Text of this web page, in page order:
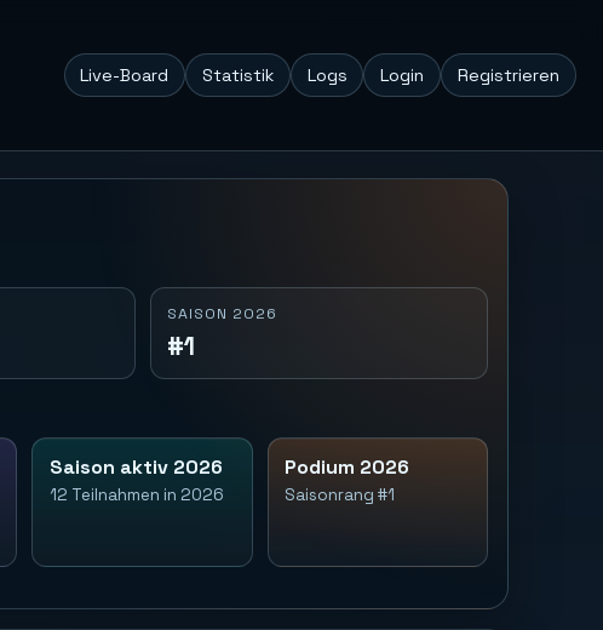
Live-Board Statistik Logs Login Registrieren
SAISON 2026
#1
Saison aktiv 2026
12 Teilnahmen in 2026
Podium 2026
Saisonrang #1